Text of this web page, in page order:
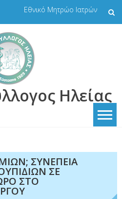
Εθνικό Μητρώο Ιατρών
Ηλείας
ΣΥΝΕΠΕΙΑ
ΣΕ
ΣΤΟ